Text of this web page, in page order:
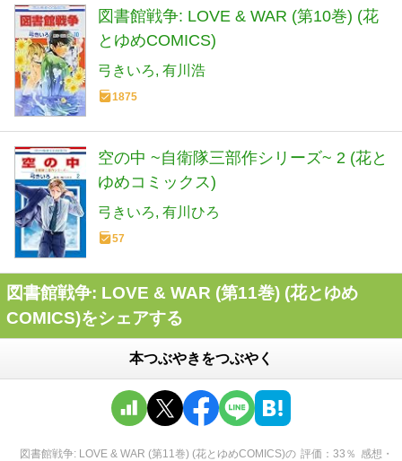
図書館戦争: LOVE & WAR (第10巻) (花
とゆめCOMICS)
弓きいろ 有川浩
1875
空の中 ~自衛隊三部作シリーズ~ 2 (花と
ゆめコミックス)
弓きいろ 有川ひろ
57
図書館戦争: LOVE & WAR (第11巻) (花とゆめ
COMICS)をシェアする
本つぶやきをつぶやく
図書館戦争: LOVE & WAR (第11巻) (花とゆめCOMICS)の 評価 33 ％ 感想・